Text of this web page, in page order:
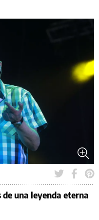
una leyenda eterna